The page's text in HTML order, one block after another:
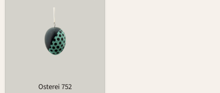
Osterei 752